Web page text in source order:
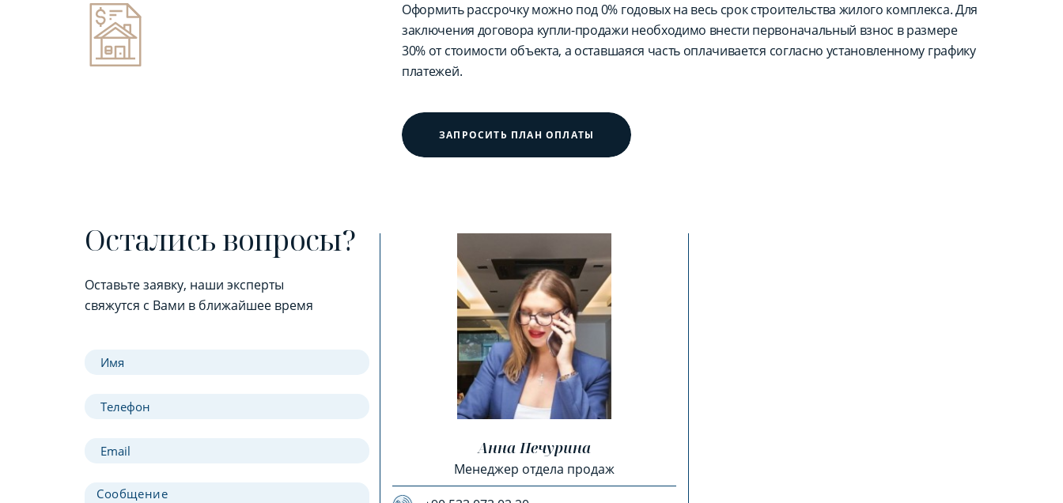
Оформить рассрочку можно под 0% годовых на весь срок строительства жилого комплекса. Для
заключения договора купли-продажи необходимо внести первоначальный взнос в размере
30% от стоимости объекта, а оставшаяся часть оплачивается согласно установленному графику
платежей.
ЗАПРОСИТЬ ПЛАН ОПЛАТЫ
Остались вопросы?
Оставьте заявку, наши эксперты
свяжутся с Вами в ближайшее время
Анна Печурина
Менеджер отдела продаж